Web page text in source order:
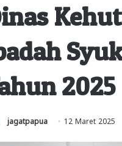
2025
jagatpapua 12 Maret 2025